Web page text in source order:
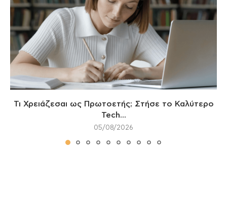
Τι Χρειάζεσαι ως Πρωτοετής; Στήσε το Καλύτερο
Tech...
05/08/2026